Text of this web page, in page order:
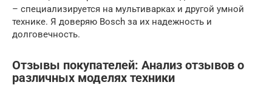
– специализируется на мультиварках и другой умной
технике. Я доверяю Bosch за их надежность и
долговечность.
Отзывы покупателей: Анализ отзывов о
различных моделях техники